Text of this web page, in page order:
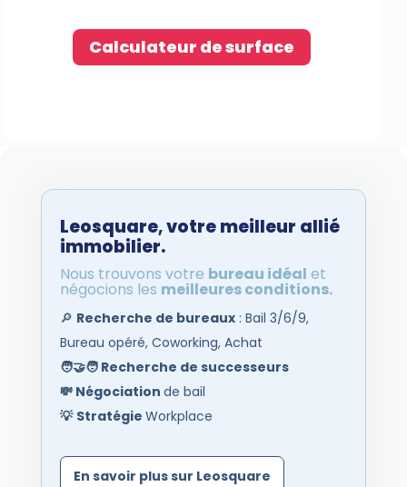
Calculateur de surface
Leosquare,votre meilleur allié
immobilier.
Nous trouvons votre bureau idéal et
négocions les meilleures conditions.
🔎 Recherche de bureaux: Bail 3/6/9,
Bureau opéré, Coworking, Achat
🧑‍🤝‍🧑 Recherche de successeurs
💸 Négociation de bail
💡 Stratégie Workplace
En savoir plus sur Leosquare